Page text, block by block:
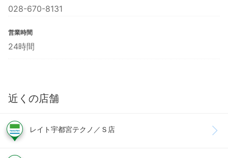
028-670-8131
営業時間
24時間
近くの店舗
レイト宇都宮テクノ／Ｓ店